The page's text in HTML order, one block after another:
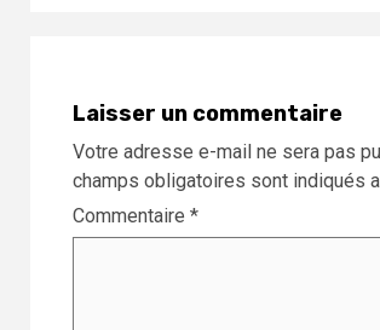
Laisser un commentaire
Votre adresse e-mail ne sera pas
champs obligatoires sont indiqués
Commentaire *